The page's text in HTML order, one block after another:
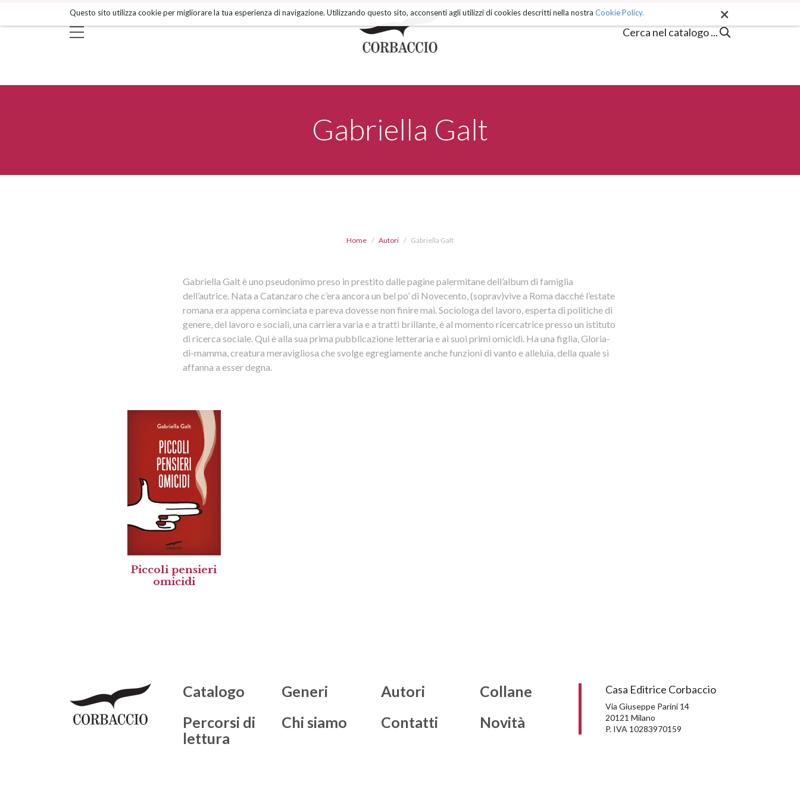
ai
contenuti.
|
Cerca nel catalogo ...
×
Questo sito utilizza cookie per migliorare la tua esperienza di navigazione. Utilizzando questo sito, acconsenti agli utilizzi di cookies descritti nella nostra Cookie Policy.
Gabriella Galt
Home Autori Gabriella Galt
Gabriella Galt è uno pseudonimo preso in prestito dalle pagine palermitane dell’album di famiglia
dell’autrice. Nata a Catanzaro che c’era ancora un bel po’ di Novecento, (soprav)vive a Roma dacché l’estate
romana era appena cominciata e pareva dovesse non finire mai. Sociologa del lavoro, esperta di politiche di
genere, del lavoro e sociali, una carriera varia e a tratti brillante, è al momento ricercatrice presso un istituto
di ricerca sociale. Qui è alla sua prima pubblicazione letteraria e ai suoi primi omicidi. Ha una figlia, Gloria-
di-mamma, creatura meravigliosa che svolge egregiamente anche funzioni di vanto e alleluia, della quale si
affanna a esser degna.
Piccoli pensieri
omicidi
Catalogo
Percorsi di
lettura
Generi
Chi siamo
Autori
Contatti
Collane
Novità
Casa Editrice Corbaccio
Via Giuseppe Parini 14
20121 Milano
P. IVA 10283970159